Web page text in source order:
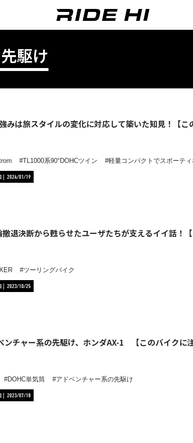
駆け
みは旅スタイルの変化に対応して築いた知見！【こ
TL1000系90°DOHCツイン 軽量コンパクトでスポーテ
2024/01/19
退決断から甦らせたユーザたちが支えるイイ話！【
ツーリングバイク
2023/10/25
ンチャー系の先駆け、ホンダAX-1 【このバイクに注
DOHC単気筒 アドベンチャー系の先駆け
2023/07/18